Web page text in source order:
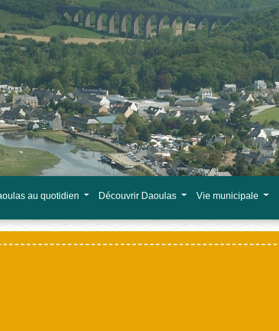
au quotidien Découvrir Daoulas Vie municipale